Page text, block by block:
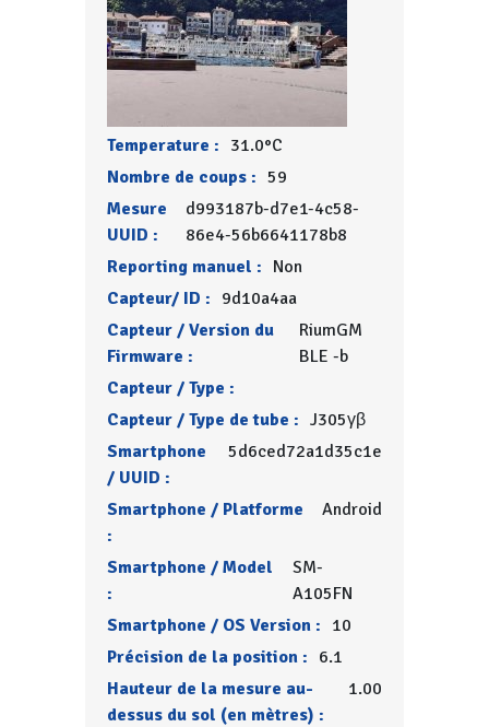
Temperature : 31.0°C
Nombre de coups : 59
Mesure
UUID :
d993187b-d7e1-4c58-
86e4-56b6641178b8
Reporting manuel : Non
Capteur/ ID : 9d10a4aa
Capteur / Version du
Firmware :
RiumGM
BLE -b
Capteur / Type :
Capteur / Type de tube : J305γβ
Smartphone
/ UUID :
5d6ced72a1d35c1e
Smartphone / Platforme
:
Android
Smartphone / Model
:
SM-
A105FN
Smartphone / OS Version : 10
Précision de la position : 6.1
Hauteur de la mesure au-
dessus du sol (en mètres) :
1.00